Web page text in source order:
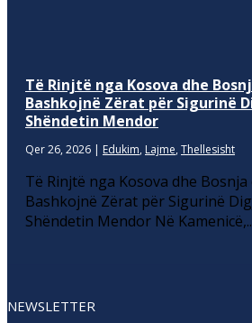
Të Rinjtë nga Kosova dhe
Bashkojnë Zërat për Sigurinë
Shëndetin Mendor
Qer 26, 2026 | Edukim, Lajme, Thellesisht
Të Rinjtë nga Kosova dhe
Bashkojnë Zërat për Sigurinë
Shëndetin Mendor Në
NEWSLETTER